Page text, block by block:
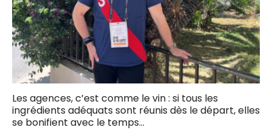
Les agences, c’est comme le vin : si tous les
ingrédients adéquats sont réunis dès le départ, elles
se bonifient avec le temps…